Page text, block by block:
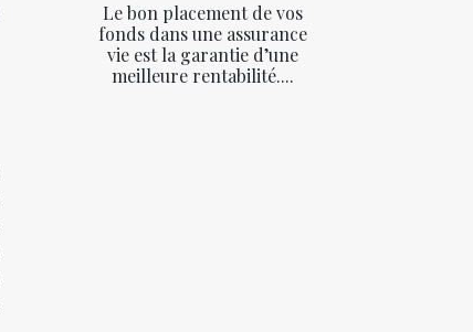
Le bon placement de vos
fonds dans une assurance
vie est la garantie d’une
meilleure rentabilité....